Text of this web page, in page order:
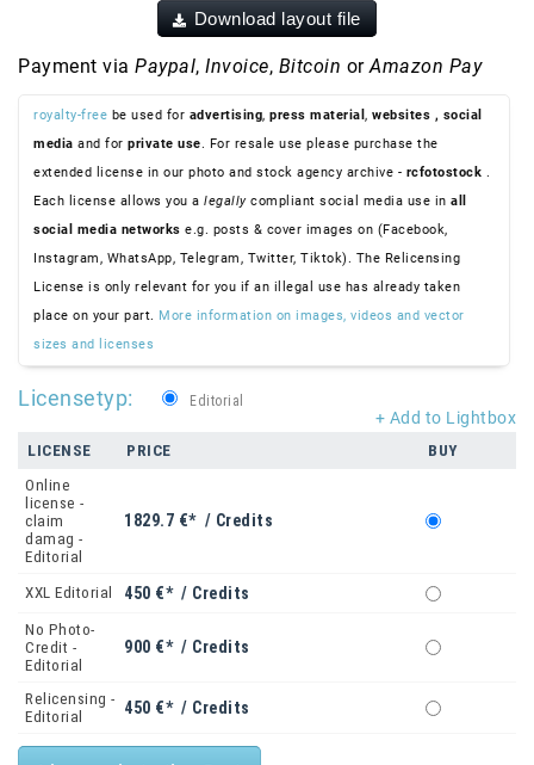
Download layout file
Payment via Paypal, Invoice, Bitcoin orAmazon Pay
royalty-free be used for advertising, press material , websites , social
media and for private use. For resale use please purchase the
extended license in our photo and stock agency archive - rcfotostock .
Each license allows you a legallycompliant social media use in all
social media networks e.g. posts & cover images on (Facebook,
Instagram, WhatsApp, Telegram, Twitter, Tiktok). The Relicensing
License is only relevant for you if an illegal use has already taken
place on your part. More information on images, videos and vector
sizes and licenses
+ Add to Lightbox
Licensetyp: Editorial
LICENSE PRICE
BUY
Online
license -
claim
damag -
Editorial
1829.7 €* / Credits
XXL Editorial 450 €* / Credits
No Photo-
Credit -
Editorial
900 €* / Credits
Relicensing -
Editorial
450 €* / Credits